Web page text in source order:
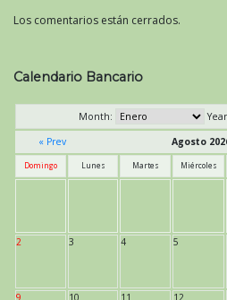
Los comentarios están cerrados.
Calendario Bancario
Month:
« Prev
Agosto
Domingo Lunes Martes Miércoles
2 3 4 5